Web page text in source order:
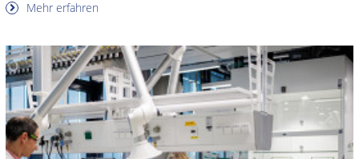
Mehr erfahren